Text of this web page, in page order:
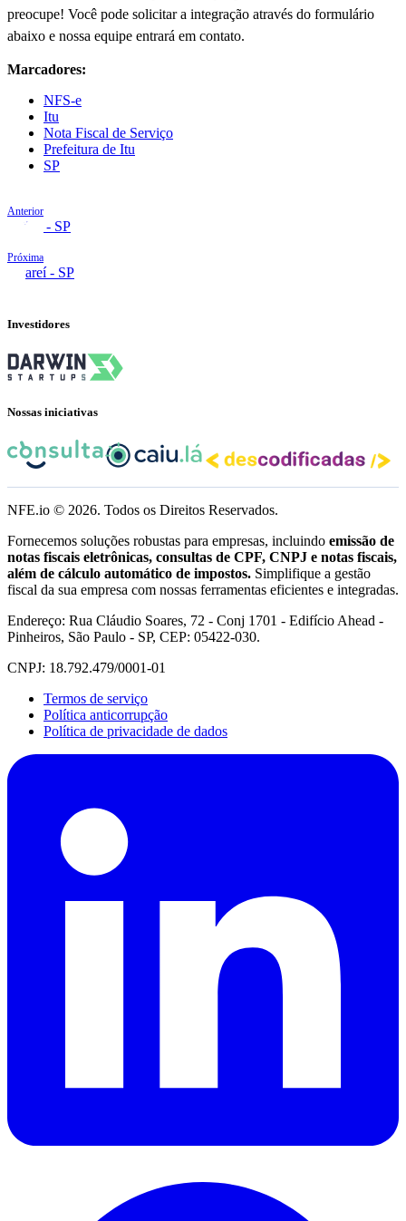
preocupe! Você pode solicitar a integração através do formulário
abaixo e nossa equipe entrará em contato.
Marcadores:
NFS-e
Itu
Nota Fiscal de Serviço
Prefeitura de Itu
SP
Anterior
Itatiba - SP
Próxima
Jacareí - SP
Investidores
Nossas iniciativas
NFE.io © 2026. Todos os Direitos Reservados.
Fornecemos soluções robustas para empresas, incluindo emissão de
notas fiscais eletrônicas, consultas de CPF, CNPJ e notas fiscais,
além de cálculo automático de impostos. Simplifique a gestão
fiscal da sua empresa com nossas ferramentas eficientes e integradas.
Endereço: Rua Cláudio Soares, 72 - Conj 1701 - Edifício Ahead -
Pinheiros, São Paulo - SP, CEP: 05422-030.
CNPJ: 18.792.479/0001-01
Termos de serviço
Política anticorrupção
Política de privacidade de dados